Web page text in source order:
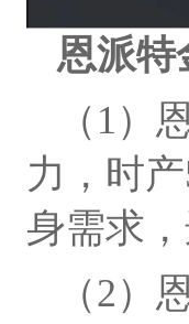
恩派特
（1）
力，时
身需求
（2）